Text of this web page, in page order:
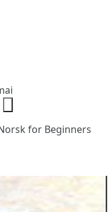
for Beginners